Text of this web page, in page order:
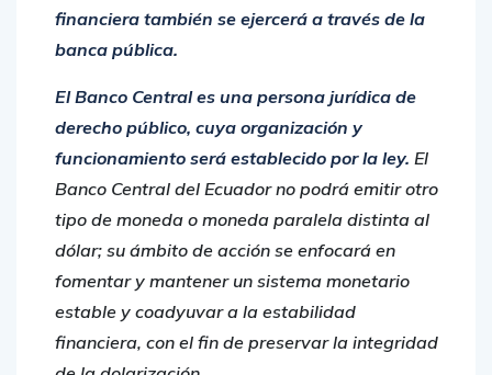
financiera también se ejercerá a través de la
banca pública.
El Banco Central es una persona jurídica de
derecho público, cuya organización y
funcionamiento será establecido por la ley. El
Banco Central del Ecuador no podrá emitir otro
tipo de moneda o moneda paralela distinta al
dólar; su ámbito de acción se enfocará en
fomentar y mantener un sistema monetario
estable y coadyuvar a la estabilidad
financiera, con el fin de preservar la integridad